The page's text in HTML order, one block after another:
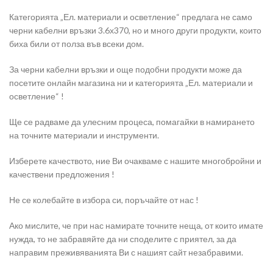
Категорията „Ел. материали и осветление“ предлага не само
черни кабелни връзки 3.6х370, но и много други продукти, които
биха били от полза във всеки дом.
За черни кабелни връзки и още подобни продукти може да
посетите онлайн магазина ни и категорията „Ел. материали и
осветление“ !
Ще се радваме да улесним процеса, помагайки в намирането
на точните материали и инструменти.
Изберете качеството, ние Ви очакваме с нашите многобройни и
качествени предложения !
Не се колебайте в избора си, поръчайте от нас !
Ако мислите, че при нас намирате точните неща, от които имате
нужда, то не забравяйте да ни споделите с приятел, за да
направим преживяванията Ви с нашият сайт незабравими.